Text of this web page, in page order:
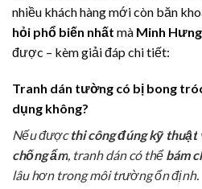
nhiều khách hàng mới còn băn
hỏi phổ biến nhất mà Minh
được – kèm giải đáp chi tiết:
Tranh dán tường có bị bong
dụng không?
Nếu đượcthi công đúng kỹ thuật
chống ẩm, tranh dán có thểbám
lâu hơn trong môi trường ổn định.